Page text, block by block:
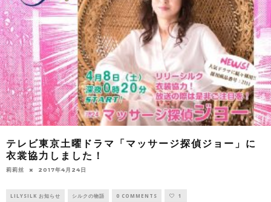
テレビ東京土曜ドラマ「マッサージ探偵ジョー」に
衣裳協力しました！
莉莉丝 2017年4月24日
LILYSILK お知らせ シルクの物語 0 COMMENTS 1